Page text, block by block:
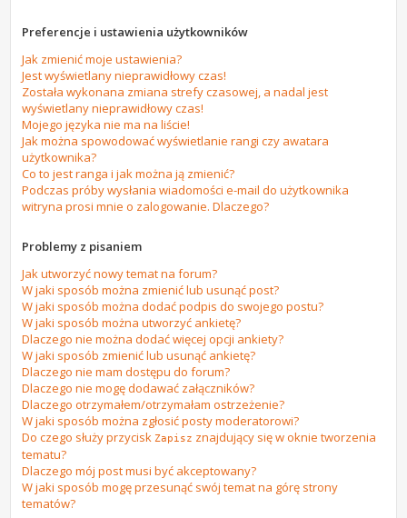
Preferencje i ustawienia użytkowników
Jak zmienić moje ustawienia?
Jest wyświetlany nieprawidłowy czas!
Została wykonana zmiana strefy czasowej, a nadal jest
wyświetlany nieprawidłowy czas!
Mojego języka nie ma na liście!
Jak można spowodować wyświetlanie rangi czy awatara
użytkownika?
Co to jest ranga i jak można ją zmienić?
Podczas próby wysłania wiadomości e-mail do użytkownika
witryna prosi mnie o zalogowanie. Dlaczego?
Problemy z pisaniem
Jak utworzyć nowy temat na forum?
W jaki sposób można zmienić lub usunąć post?
W jaki sposób można dodać podpis do swojego postu?
W jaki sposób można utworzyć ankietę?
Dlaczego nie można dodać więcej opcji ankiety?
W jaki sposób zmienić lub usunąć ankietę?
Dlaczego nie mam dostępu do forum?
Dlaczego nie mogę dodawać załączników?
Dlaczego otrzymałem/otrzymałam ostrzeżenie?
W jaki sposób można zgłosić posty moderatorowi?
Do czego służy przyciskZapisz znajdujący się w oknie tworzenia
tematu?
Dlaczego mój post musi być akceptowany?
W jaki sposób mogę przesunąć swój temat na górę strony
tematów?